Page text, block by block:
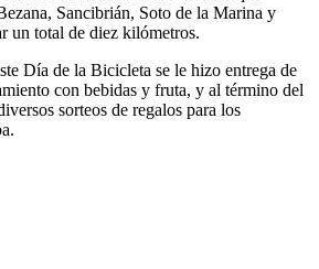
Sancibrián, Soto de la Marina y
un total de diez kilómetros.
Día de la Bicicleta se le hizo entrega de
con bebidas y fruta, y al término del
sorteos de regalos para los